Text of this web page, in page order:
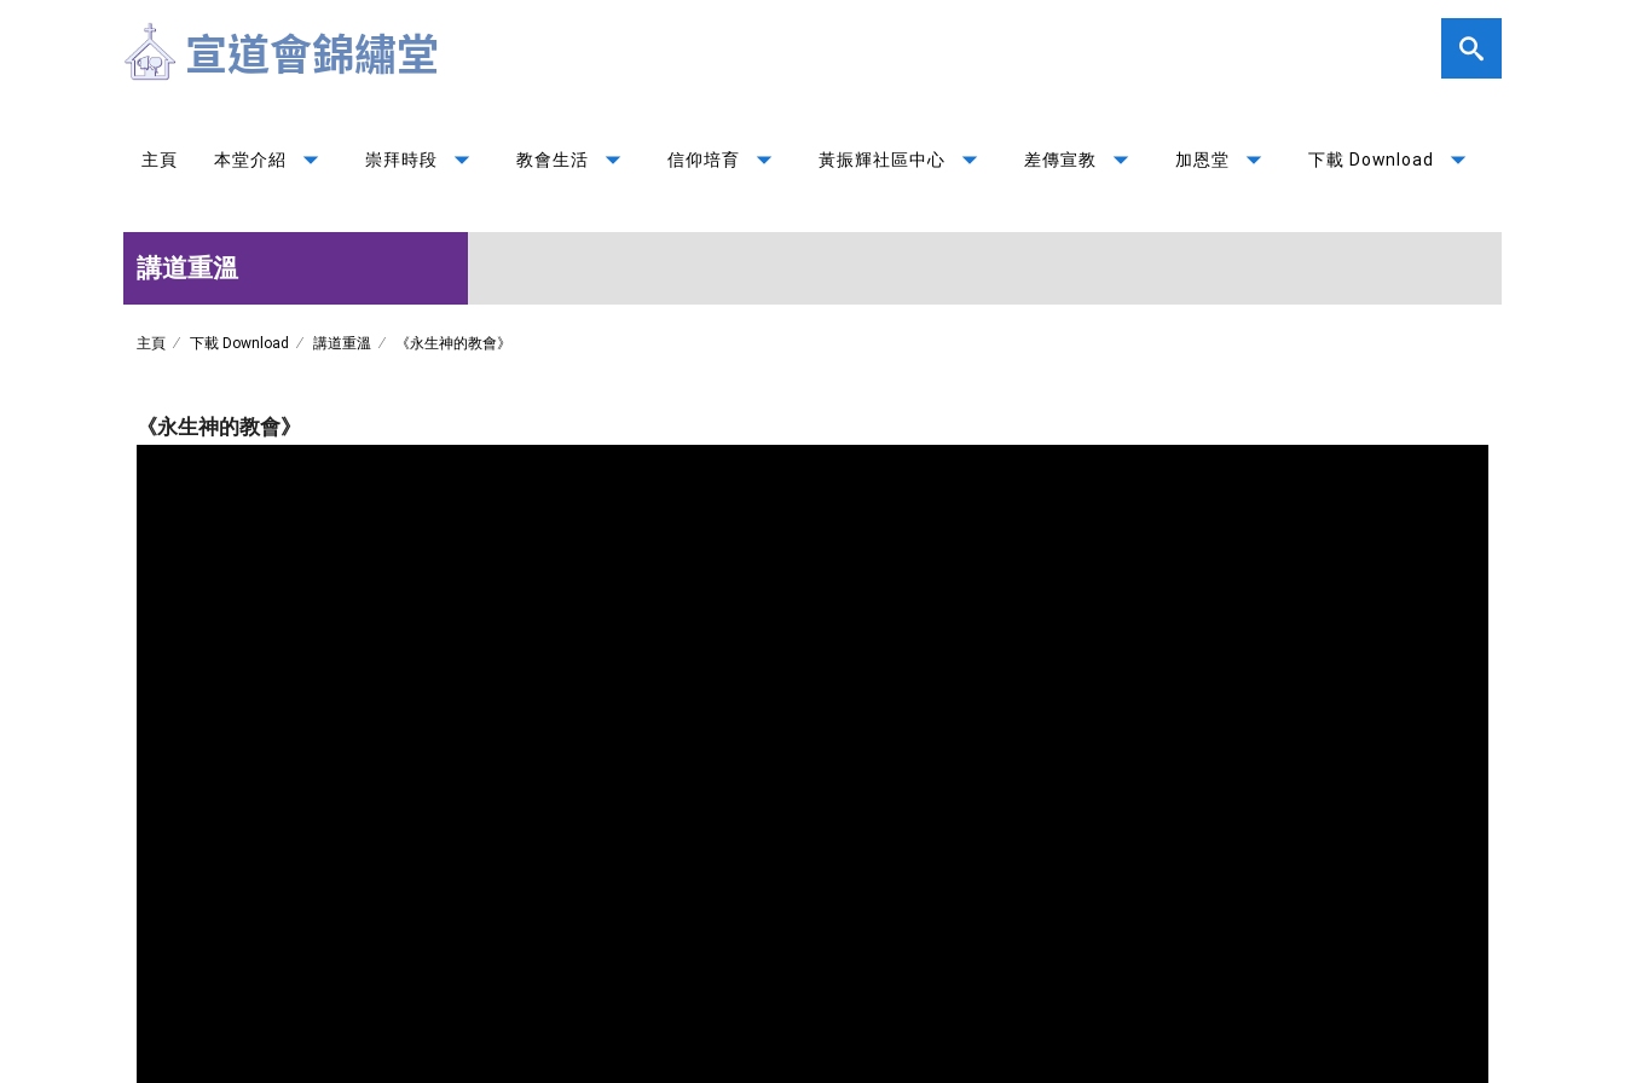
主頁 本堂介紹 arrow_drop_down 崇拜時段 arrow_drop_down 教會生活 arrow_drop_down 信仰培育 arrow_drop_down 黃振輝社區中心 arrow_drop_down 差傳宣教 arrow_drop_down 加恩堂 arrow_drop_down 下載 Download arrow_drop_down
講道重溫
主頁 下載 Download 講道重溫 《永生神的教會》
《永生神的教會》